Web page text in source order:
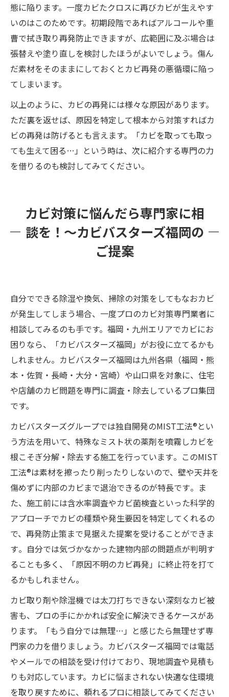
態に陥ります。一度カビたクロスに再びカビが生えやす
いのはこのためです。初期段階であればアルコールや重
曹で拭き取り再発防止できますが、広範囲に及ぶ場合は
張替えや塗り直しを検討したほうがよいでしょう。傷ん
だ素材をそのままにしておくとカビ再発の悪循環に陥っ
てしまいます。
以上のように、カビの再発には様々な原因があります。
ただ裏を返せば、原因を特定して根本から対策すればカ
ビの再発は防げるとも言えます。「カビを取っても取っ
ても生えて困る…」という時は、次に紹介する専門の力
を借りるのも検討してみてください。
カビ対策に悩んだら専門家に相
談を！～カビバスターズ福岡の
ご提案
自分でできる除湿や換気、掃除の対策をしてもなおカビ
が発生してしまう場合、一度プロのカビ対策専門業者に
相談してみるのも手です。福岡・九州エリアでカビにお
困りなら、「カビバスターズ福岡」がお役に立てるかも
しれません。カビバスターズ福岡は九州各県（福岡・熊
本・佐賀・長崎・大分・宮崎）や山口県を対象に、住宅
や店舗のカビ問題を専門に調査・除去しているプロ集団
です。
カビバスターズグループでは独自開発のMIST工法®とい
う方法を用いて、特殊なミスト状の薬剤を噴霧しカビを
根こそぎ分解・除去する施工を行っています​。このMIST
工法®は素材を擦ったり削ったりしないので、壁や天井を
傷めずに内部のカビまで退治できるのが特長です​。ま
た、施工前には含水率調査やカビ菌検査といった科学的
アプローチでカビの種類や発生要因を特定してくれるの
で、再発防止策まで見据えた提案を受けることができま
す​。自分では気づかなかった建物内部の問題点が判明す
ることも多く、「原因不明のカビ再発」に終止符を打て
るかもしれません。
カビ取り剤や除湿機では太刀打ちできない深刻なカビ被
害も、プロの手にかかれば安全に解決できるケースがあ
ります。「もう自分では無理…」と感じたら無理せず専
門家の力を借りましょう。カビバスターズ福岡では電話
やメールでの相談を受け付けており、現地調査や見積も
りも対応しています。カビに悩まされない快適な住環境
を取り戻すために、頼れるプロに相談してみてください